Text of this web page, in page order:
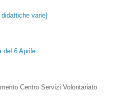
varie]
del 6 Aprile
Centro Servizi Volontariato